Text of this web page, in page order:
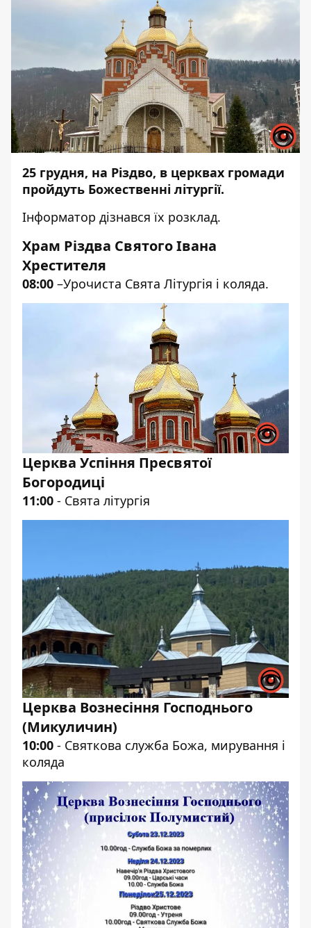
25 грудня, на Різдво, в церквах громади
пройдуть Божественні літургії.
Інформатор дізнався їх розклад.
Храм Різдва Святого Івана
Хрестителя
08:00 –Урочиста Свята Літургія і коляда.
Церква Успіння Пресвятої
Богородиці
11:00 - Свята літургія
Церква Вознесіння Господнього
(Микуличин)
10:00 - Святкова служба Божа, мирування і
коляда